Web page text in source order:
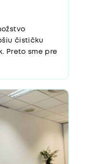
čističku
Preto sme pre